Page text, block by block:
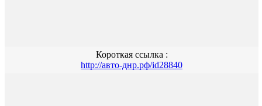
Короткая ссылка :
http://авто-днр.рф/id28840